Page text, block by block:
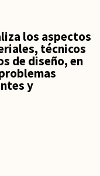
los aspectos
técnicos
de diseño, en
y